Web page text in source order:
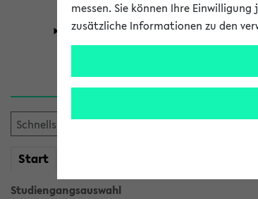
Universität Forschung
Start
Studiengangsauswahl
Sie möchten
messen. Sie können Ihre
zusätzliche Informationen zu den